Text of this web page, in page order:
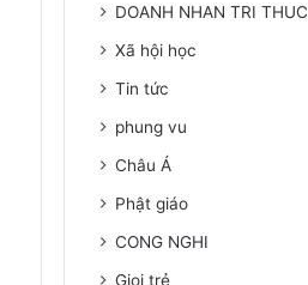
DOANH NHAN TRI THUC
Xã hội học
Tin tức
phung vu
Châu Á
Phật giáo
CONG NGHI
Gioi trẻ